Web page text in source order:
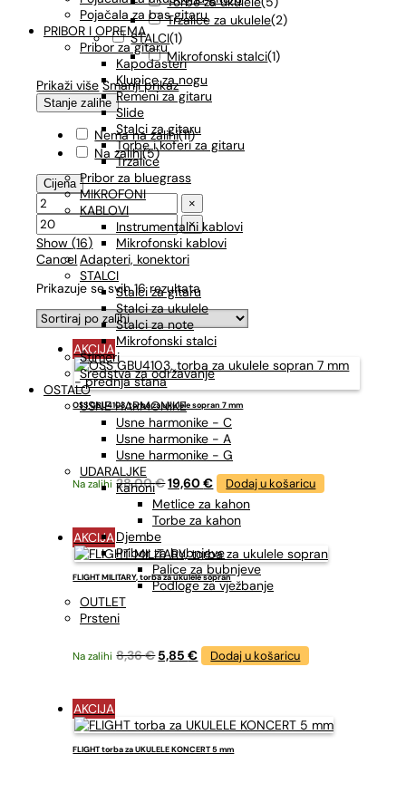
Pojačala za bas gitaru
PRIBOR I OPREMA
Pribor za gitaru
Kapodasteri
Klupice za nogu
Remeni za gitaru
Slide
Stalci za gitaru
Torbe i koferi za gitaru
Trzalice
Pribor za bluegrass
MIKROFONI
KABLOVI
Instrumentalni kablovi
Mikrofonski kablovi
Adapteri, konektori
STALCI
Stalci za gitaru
Stalci za ukulele
Stalci za note
Mikrofonski stalci
Štimeri
Sredstva za održavanje
OSTALO
USNE HARMONIKE
Usne harmonike - C
Usne harmonike - A
Usne harmonike - G
UDARALJKE
Kahoni
Metlice za kahon
Torbe za kahon
Djembe
Pribor za bubnjeve
Palice za bubnjeve
Podloge za vježbanje
OUTLET
Prsteni
Trzalice za ukulele(2)
STALCI(1)
Mikrofonski stalci(1)
Prikaži više Smanji prikaz
Stanje zalihe
Nema na zalihi(11)
Na zalihi(5)
Cijena
×
×
Show(16)
Cancel
Prikazuje se svih 16 rezultata
AKCIJA
OSS GBU4103, torba za ukulele sopran 7 mm
Na zalihi 28,00€Izvorna
cijena
bila
je:
28,00 €.
19,60€Trenutna
cijena
je:
19,60 €.
Dodaj u košaricu
AKCIJA
FLIGHT MILITARY, torba za ukulele sopran
Na zalihi 8,36€Izvorna
8,36 €.
5,85€Trenutna
cijena
Dodaj u košaricu
AKCIJA
FLIGHT torba za UKULELE KONCERT 5 mm